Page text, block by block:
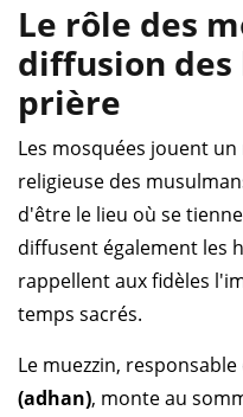
Le rôle des
diffusion
prière
Les mosquées jouent
religieuse des
d'être le lieu où se
diffusent également les
rappellent aux fidèles
temps sacrés.
Le muezzin, responsable
(adhan), monte au